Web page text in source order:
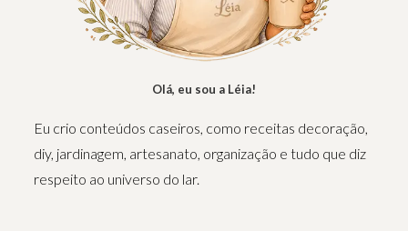
Olá, eu sou a Léia!
Eu crio conteúdos caseiros, como receitas decoração,
diy, jardinagem, artesanato, organização e tudo que diz
respeito ao universo do lar.